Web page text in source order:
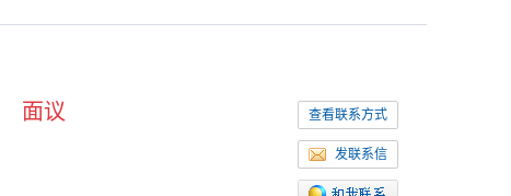
查看联系方式
发联系信
面议